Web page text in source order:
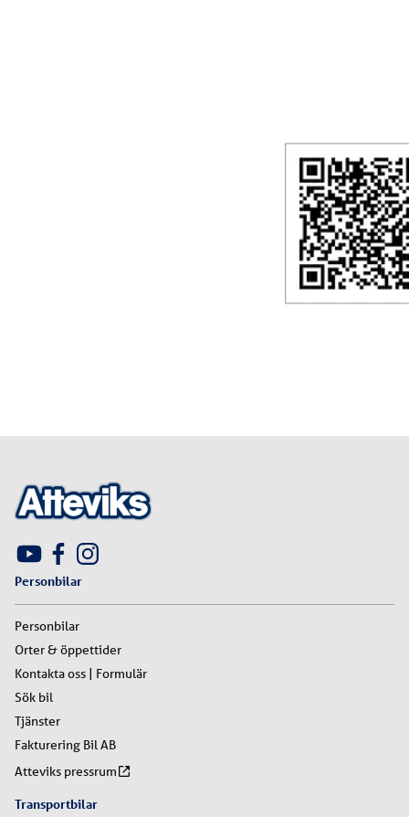
Personbilar
Personbilar
Orter & öppettider
Kontakta oss | Formulär
Sök bil
Tjänster
Fakturering Bil AB
Atteviks pressrum
Transportbilar